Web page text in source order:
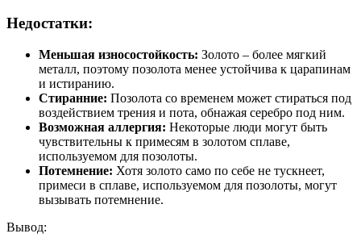
Недостатки:
Меньшая износостойкость: Золото – более мягкий
металл, поэтому позолота менее устойчива к царапинам
и истиранию.
Стиранние: Позолота со временем может стираться под
воздействием трения и пота, обнажая серебро под ним.
Возможная аллергия: Некоторые люди могут быть
чувствительны к примесям в золотом сплаве,
используемом для позолоты.
Потемнение: Хотя золото само по себе не тускнеет,
примеси в сплаве, используемом для позолоты, могут
вызывать потемнение.
Вывод: